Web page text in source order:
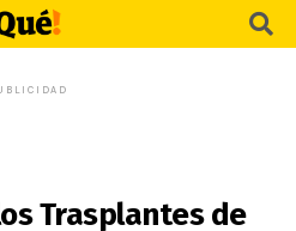
Trasplantes de